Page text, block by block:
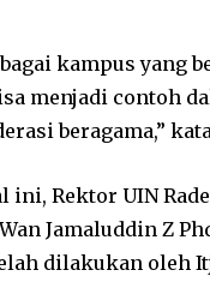
kampus yang
menjadi contoh
beragama,”
ini, Rektor UIN
Jamaluddin Z
dilakukan oleh